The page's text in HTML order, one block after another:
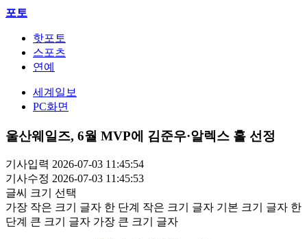
포토
핫포토
스포츠
연예
세계일보
PC화면
울산웨일즈, 6월 MVP에 김준우·알렉스 홀 선정
기사입력 2026-07-03 11:45:54
기사수정 2026-07-03 11:45:53
글씨 크기 선택
가장 작은 크기 글자 한 단계 작은 크기 글자 기본 크기 글자 한
단계 큰 크기 글자 가장 큰 크기 글자